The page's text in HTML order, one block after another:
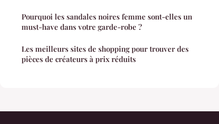
Pourquoi les sandales noires femme sont-elles un
must-have dans votre garde-robe ?
Les meilleurs sites de shopping pour trouver des
pièces de créateurs à prix réduits